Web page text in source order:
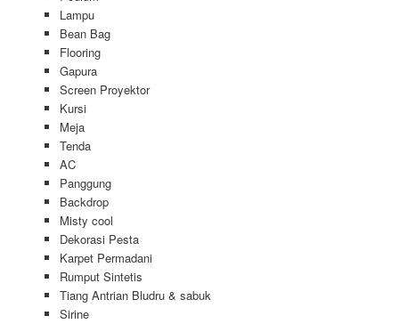
Lampu
Bean Bag
Flooring
Gapura
Screen Proyektor
Kursi
Meja
Tenda
AC
Panggung
Backdrop
Misty cool
Dekorasi Pesta
Karpet Permadani
Rumput Sintetis
Tiang Antrian Bludru & sabuk
Sirine